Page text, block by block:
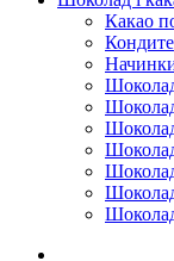
Какао